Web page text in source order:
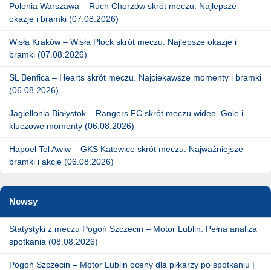
Polonia Warszawa – Ruch Chorzów skrót meczu. Najlepsze
okazje i bramki (07.08.2026)
Wisła Kraków – Wisła Płock skrót meczu. Najlepsze okazje i
bramki (07.08.2026)
SL Benfica – Hearts skrót meczu. Najciekawsze momenty i bramki
(06.08.2026)
Jagiellonia Białystok – Rangers FC skrót meczu wideo. Gole i
kluczowe momenty (06.08.2026)
Hapoel Tel Awiw – GKS Katowice skrót meczu. Najważniejsze
bramki i akcje (06.08.2026)
Newsy
Statystyki z meczu Pogoń Szczecin – Motor Lublin. Pełna analiza
spotkania (08.08.2026)
Pogoń Szczecin – Motor Lublin oceny dla piłkarzy po spotkaniu |